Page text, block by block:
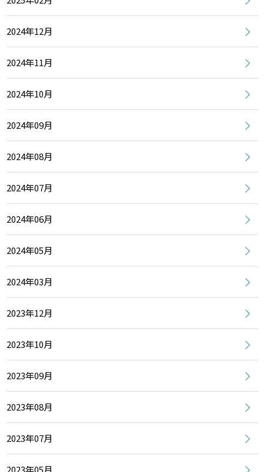
2024年12月
2024年11月
2024年10月
2024年09月
2024年08月
2024年07月
2024年06月
2024年05月
2024年03月
2023年12月
2023年10月
2023年09月
2023年08月
2023年07月
2023年05月